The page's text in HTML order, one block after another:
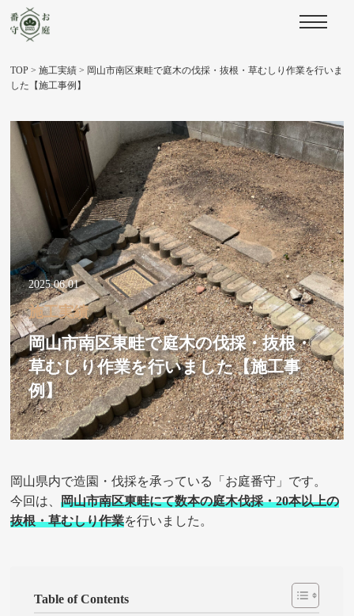
TOP >施工実績 > 岡山市南区東畦で庭木の伐採・抜根・草むしり作業を行いま
した【施工事例】
2025.06.01
施工実績
岡山市南区東畦で庭木の伐採・抜根・
草むしり作業を行いました【施工事
例】
岡山県内で造園・伐採を承っている「お庭番守」です。
今回は、岡山市南区東畦にて数本の庭木伐採・20本以上の
抜根・草むしり作業を行いました。
Table of Contents